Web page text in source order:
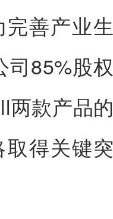
善产业生
司85%股权
两款产品的
得关键突